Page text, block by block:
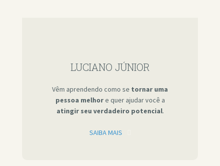
LUCIANO JÚNIOR
Vêm aprendendo como se tornar uma
pessoa melhore quer ajudar você a
atingir seu verdadeiro potencial.
SAIBA MAIS